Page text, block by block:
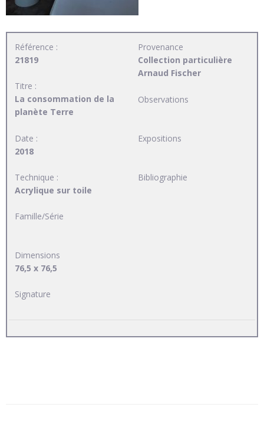
Référence :
21819
Titre :
La consommation de la
planète Terre
Date :
2018
Technique :
Acrylique sur toile
Famille/Série
Dimensions
76,5 x 76,5
Signature
Provenance
Collection particulière
Arnaud Fischer
Observations
Expositions
Bibliographie